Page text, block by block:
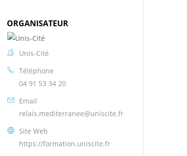
ORGANISATEUR
Unis-Cité
Téléphone
04 91 53 34 20
Email
relais.mediterranee@uniscite.fr
Site Web
https://formation.uniscite.fr